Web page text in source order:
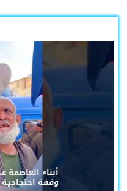
أبناء
وقفة